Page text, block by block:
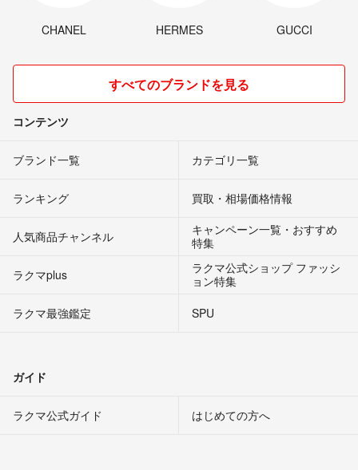
CHANEL HERMES GUCCI
すべてのブランドを見る
コンテンツ
ブランド一覧 カテゴリ一覧
ランキング 買取・相場価格情報
人気商品チャンネル
キャンペーン一覧・おすすめ
特集
ラクマplus
ラクマ公式ショップ ファッシ
ョン特集
ラクマ最強鑑定
SPU
ガイド
ラクマ公式ガイド はじめての方へ